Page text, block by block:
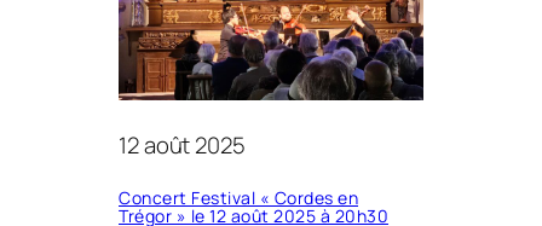
12 août 2025
Concert Festival « Cordes en
Trégor » le 12 août 2025 à 20h30